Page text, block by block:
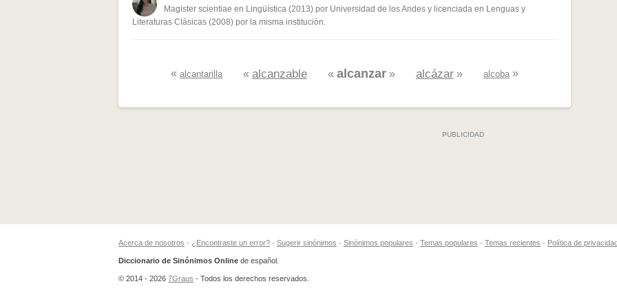
Ninguno de los sinónimos presentados me ayudó
Magister scientiae en Lingüística (2013) por Universidad de los Andes y licenciada en Lenguas y
Literaturas Clásicas (2008) por la misma institución.
« alcantarilla « alcanzable « alcanzar » alcázar» alcoba»
Acerca de nosotros · ¿Encontraste un error? · Sugerir sinónimos · Sinónimos populares · Temas populares · Temas recientes · Política de
Diccionario de Sinónimos Online de español.
© 2014 - 2026 7Graus - Todos los derechos reservados.